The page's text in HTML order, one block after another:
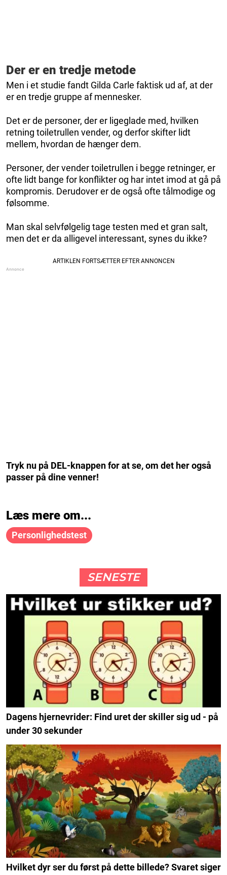
Der er en tredje metode
Men i et studie fandt Gilda Carle faktisk ud af, at der
er en tredje gruppe af mennesker.
Det er de personer, der er ligeglade med, hvilken
retning toiletrullen vender, og derfor skifter lidt
mellem, hvordan de hænger dem.
Personer, der vender toiletrullen i begge retninger, er
ofte lidt bange for konflikter og har intet imod at gå på
kompromis. Derudover er de også ofte tålmodige og
følsomme.
Man skal selvfølgelig tage testen med et gran salt,
men det er da alligevel interessant, synes du ikke?
Tryk nu på DEL-knappen for at se, om det her også
passer på dine venner!
Læs mere om...
Personlighedstest
SENESTE
Dagens hjernevrider: Find uret der skiller sig ud - på
under 30 sekunder
Hvilket dyr ser du først på dette billede? Svaret siger